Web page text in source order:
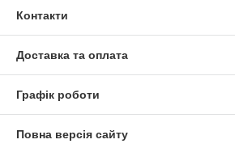
Контакти
Доставка та оплата
Графік роботи
Повна версія сайту